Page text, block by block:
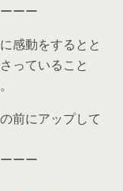
ーー
感動をするとと
っていること
前にアップして
ーー